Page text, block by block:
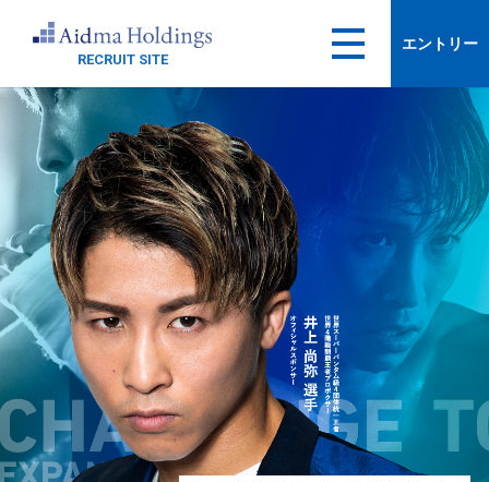
RECRUIT SITE
エントリー